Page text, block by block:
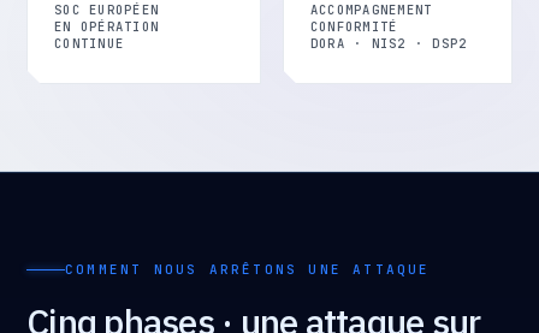
SOC EUROPÉEN
EN OPÉRATION
CONTINUE
ACCOMPAGNEMENT
CONFORMITÉ
DORA · NIS2 · DSP2
COMMENT NOUS ARRÊTONS UNE ATTAQUE
Cinq phases · une attaque sur